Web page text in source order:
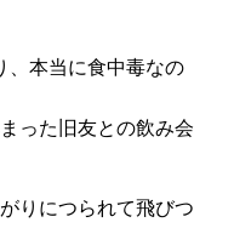
、本当に食中毒なの
った旧友との飲み会
りにつられて飛びつ